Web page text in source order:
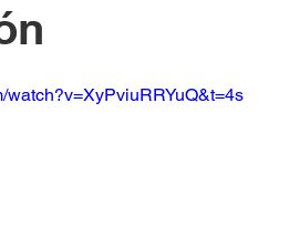
watch?v=XyPviuRRYuQ&t=4s